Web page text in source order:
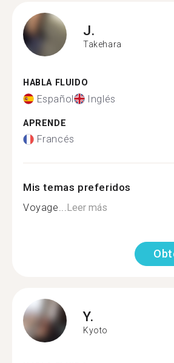
J.
Takehara
HABLA FLUIDO
Español Inglés
APRENDE
Francés
Mis temas preferidos
Voyage...Leer más
Y.
Kyoto